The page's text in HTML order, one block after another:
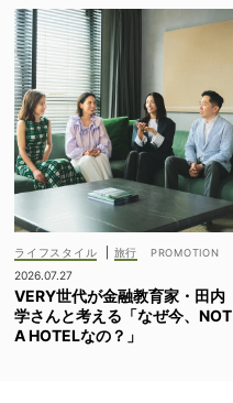
ライフスタイル
旅行
2026.07.27
VERY世代が金融教育家・田内
学さんと考える「なぜ今、NOT
A HOTELなの？」